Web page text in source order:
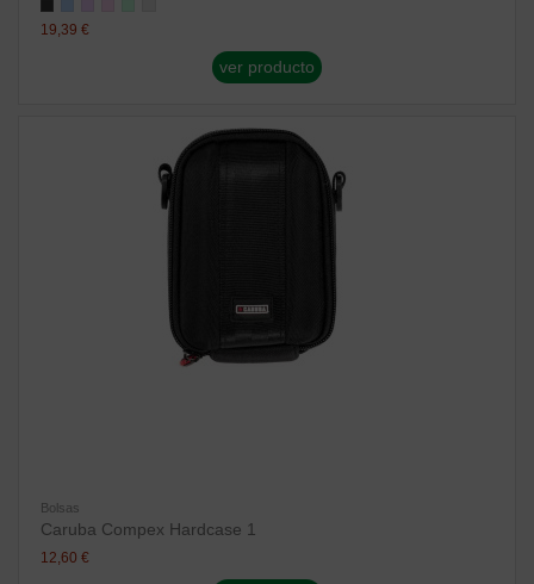
19,39 €
ver producto
Bolsas
Caruba Compex Hardcase 1
12,60 €